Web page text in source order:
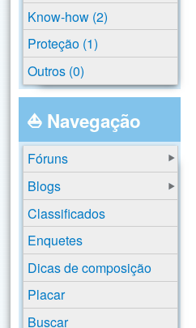
Know-how (2)
Proteção (1)
Outros (0)
⛵ Navegação
Fóruns
Blogs
Classificados
Enquetes
Dicas de composição
Placar
Buscar